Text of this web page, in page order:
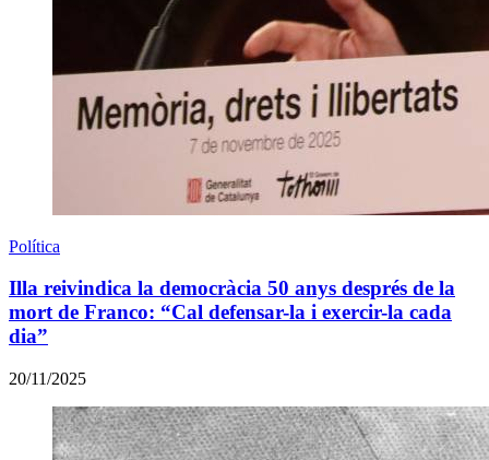
Política
Illa reivindica la democràcia 50 anys després de la
mort de Franco: “Cal defensar-la i exercir-la cada
dia”
20/11/2025